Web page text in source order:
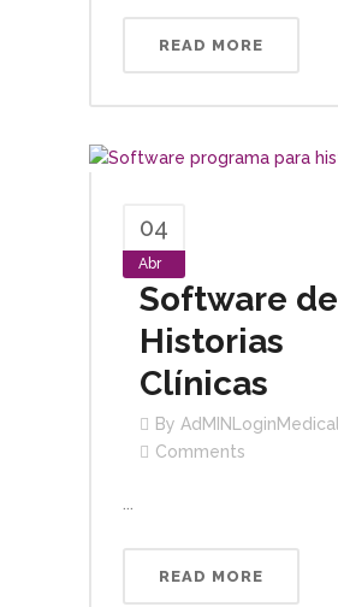
READ MORE
04
Abr
Software de
Historias
Clínicas
By AdMINLoginMedical
Comments
READ MORE